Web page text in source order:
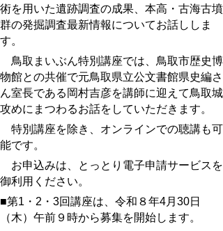
術を用いた遺跡調査の成果、本高・古海古墳
群の発掘調査最新情報についてお話ししま
す。
鳥取まいぶん特別講座では、鳥取市歴史博
物館との共催で元鳥取県立公文書館県史編さ
ん室長である岡村吉彦を講師に迎えて鳥取城
攻めにまつわるお話をしていただきます。
特別講座を除き、オンラインでの聴講も可
能です。
お申込みは、とっとり電子申請サービスを
御利用ください。
■第1・2・3回講座は、令和８年4月30日
（木）午前９時から募集を開始します。